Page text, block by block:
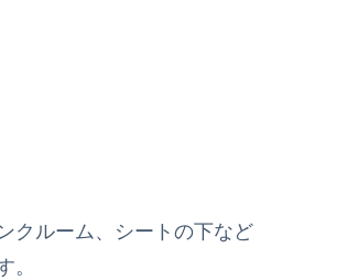
クルーム、シートの下など
。